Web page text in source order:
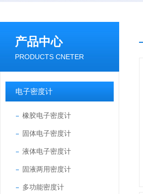
产品中心
PRODUCTS CNETER
电子密度计
橡胶电子密度计
固体电子密度计
液体电子密度计
固液两用密度计
多功能密度计